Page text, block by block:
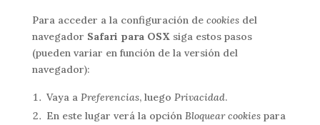
Para acceder a la configuración de cookiesdel
navegador Safari para OSXsiga estos pasos
(pueden variar en función de la versión del
navegador):
Vaya a Preferencias, luego Privacidad.
En este lugar verá la opción Bloquear cookiespara